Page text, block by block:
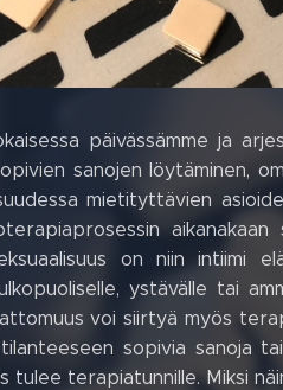
päivässämme ja
sanojen löytäminen,
mietityttävien
on niin intiimi
ystävälle tai
voi siirtyä myös
sopivia sanoja
tulee terapiatunnille. Miksi